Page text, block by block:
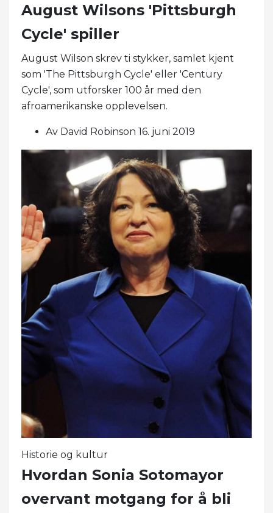
August Wilsons 'Pittsburgh
Cycle' spiller
August Wilson skrev ti stykker, samlet kjent
som 'The Pittsburgh Cycle' eller 'Century
Cycle', som utforsker 100 år med den
afroamerikanske opplevelsen.
Av David Robinson 16. juni 2019
Historie og kultur
Hvordan Sonia Sotomayor
overvant motgang for å bli